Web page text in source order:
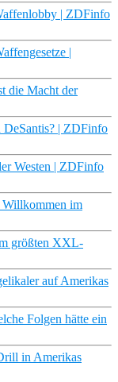
| ZDFinfo
|
die Macht der
| ZDFinfo
Westen | ZDFinfo
Willkommen im
größten XXL-
auf Amerikas
Folgen hätte ein
in Amerikas